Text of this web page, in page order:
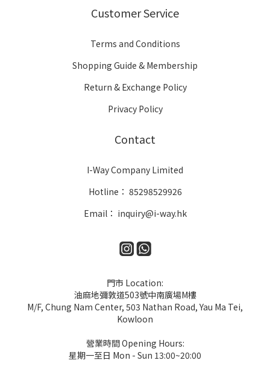
Customer Service
Terms and Conditions
Shopping Guide & Membership
Return & Exchange Policy
Privacy Policy
Contact
I-Way Company Limited
Hotline： 85298529926
Email： inquiry@i-way.hk
門市 Location:
油麻地彌敦道503號中南廣場M樓
M/F, Chung Nam Center, 503 Nathan Road, Yau Ma Tei,
Kowloon
營業時間 Opening Hours:
星期一至日 Mon - Sun 13:00~20:00